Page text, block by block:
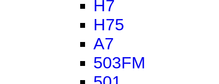
H7
H75
A7
503FM